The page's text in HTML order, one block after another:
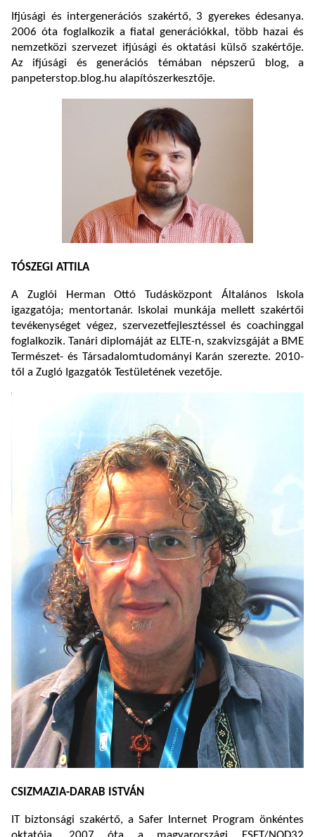
Ifjúsági és intergenerációs szakértő, 3 gyerekes édesanya.
2006 óta foglalkozik a fiatal generációkkal, több hazai és
nemzetközi szervezet ifjúsági és oktatási külső szakértője.
Az ifjúsági és generációs témában népszerű blog, a
panpeterstop.blog.hu alapítószerkesztője.
TÓSZEGI ATTILA
A Zuglói Herman Ottó Tudásközpont Általános Iskola
igazgatója; mentortanár. Iskolai munkája mellett szakértői
tevékenységet végez, szervezetfejlesztéssel és coachinggal
foglalkozik. Tanári diplomáját az ELTE-n, szakvizsgáját a BME
Természet- és Társadalomtudományi Karán szerezte. 2010-
től a Zugló Igazgatók Testületének vezetője.
CSIZMAZIA-DARAB ISTVÁN
IT biztonsági szakértő, a Safer Internet Program önkéntes